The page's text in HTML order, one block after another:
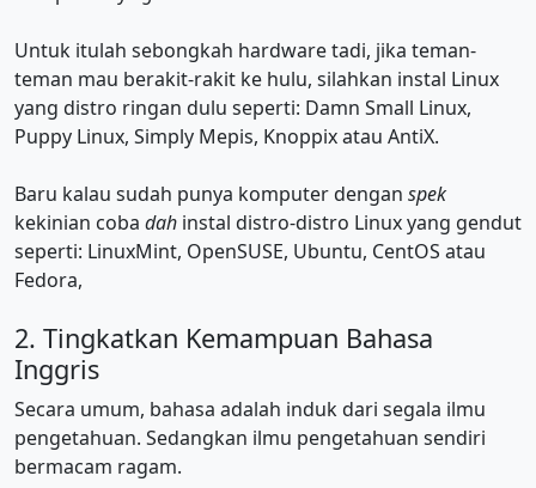
Untuk itulah sebongkah hardware tadi, jika teman-
teman mau berakit-rakit ke hulu, silahkan instal Linux
yang distro ringan dulu seperti: Damn Small Linux,
Puppy Linux, Simply Mepis, Knoppix atau AntiX.
Baru kalau sudah punya komputer dengan spek
kekinian coba dah instal distro-distro Linux yang gendut
seperti: LinuxMint, OpenSUSE, Ubuntu, CentOS atau
Fedora,
2. Tingkatkan Kemampuan Bahasa
Inggris
Secara umum, bahasa adalah induk dari segala ilmu
pengetahuan. Sedangkan ilmu pengetahuan sendiri
bermacam ragam.